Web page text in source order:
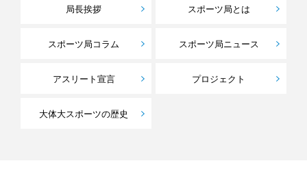
局長挨拶 スポーツ局とは
スポーツ局コラム スポーツ局ニュース
アスリート宣言 プロジェクト
大体大スポーツの歴史